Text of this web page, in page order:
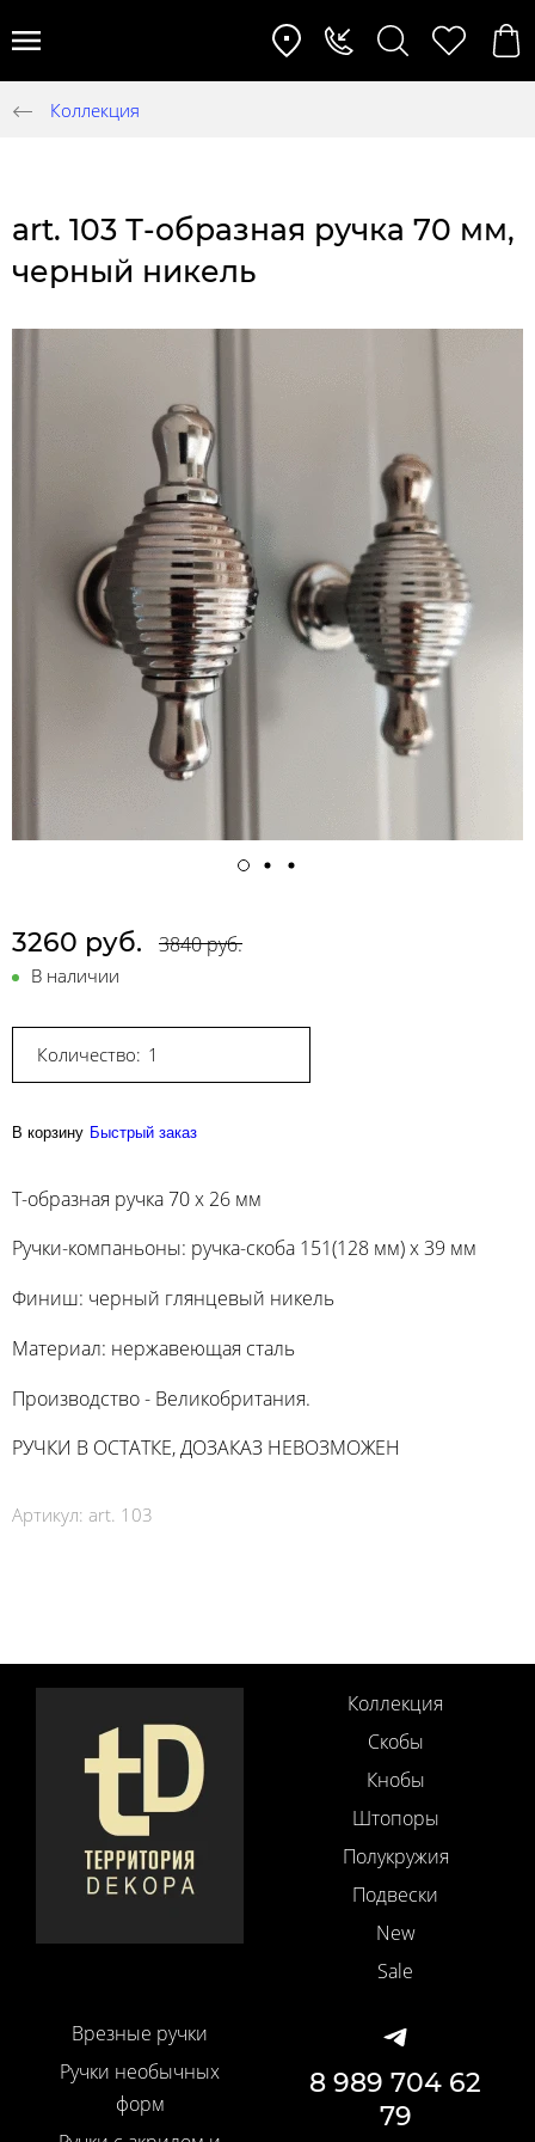
Коллекция
art. 103 Т-образная ручка 70 мм,
черный никель
3260 руб. 3840 руб.
В наличии
Количество:
В корзину Быстрый заказ
Т-образная ручка 70 х 26 мм
Ручки-компаньоны: ручка-скоба 151(128 мм) x 39 мм
Финиш: черный глянцевый никель
Материал: нержавеющая сталь
Производство - Великобритания.
РУЧКИ В ОСТАТКЕ, ДОЗАКАЗ НЕВОЗМОЖЕН
Артикул: art. 103
Коллекция
Скобы
Кнобы
Штопоры
Полукружия
Подвески
New
Sale
Врезные ручки
Ручки необычных
форм
8 989 704 62
79